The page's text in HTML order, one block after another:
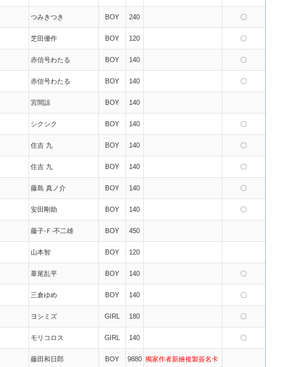
つみきつき BOY 240 〇
芝田優作 BOY 120 〇
赤信号わたる BOY 140 〇
赤信号わたる BOY 140 〇
宮間諒 BOY 140
シクシク BOY 140 〇
住吉 九 BOY 140 〇
住吉 九 BOY 140 〇
藤島 真ノ介 BOY 140 〇
安田剛助 BOY 140 〇
藤子‧Ｆ‧不二雄 BOY 450
山本智 BOY 120
葦尾乱平 BOY 140 〇
三倉ゆめ BOY 140 〇
ヨシミズ GIRL 180 〇
モリコロス GIRL 140 〇
藤田和日郎 BOY 9880 獨家作者新繪複製簽名卡